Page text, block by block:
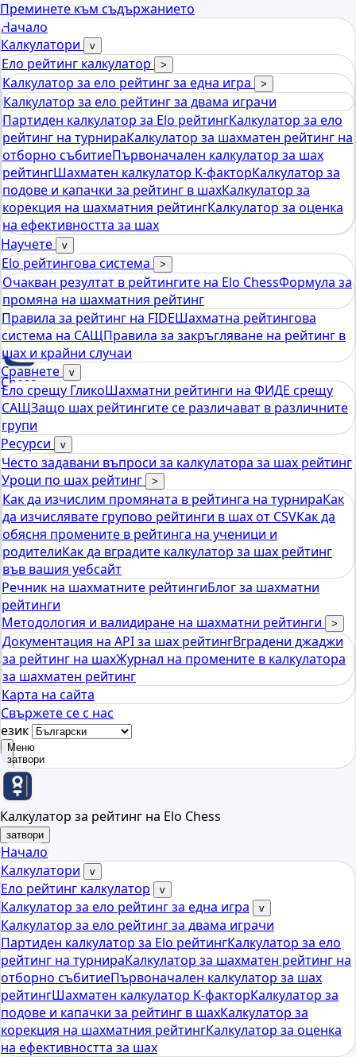
Преминете към съдържанието
Chess
tools
Калкулатор за рейтинг на Elo Chess
Начало
Калкулатори
v
Ело рейтинг калкулатор >
Калкулатор за ело рейтинг за една игра >
Калкулатор за ело рейтинг за двама играчи
Партиден калкулатор за Elo рейтингКалкулатор за ело
рейтинг на турнираКалкулатор за шахматен рейтинг на
отборно събитиеПървоначален калкулатор за шах
рейтингШахматен калкулатор K-факторКалкулатор за
подове и капачки за рейтинг в шахКалкулатор за
корекция на шахматния рейтингКалкулатор за оценка
на ефективността за шах
Научете
v
Elo рейтингова система >
Очакван резултат в рейтингите на Elo ChessФормула за
промяна на шахматния рейтинг
Правила за рейтинг на FIDEШахматна рейтингова
система на САЩПравила за закръгляване на рейтинг в
шах и крайни случаи
Сравнете
v
Ело срещу ГликоШахматни рейтинги на ФИДЕ срещу
САЩЗащо шах рейтингите се различават в различните
групи
Ресурси
v
Често задавани въпроси за калкулатора за шах рейтинг
Уроци по шах рейтинг
>
Как да изчислим промяната в рейтинга на турнираКак
да изчислявате групово рейтинги в шах от CSVКак да
обясня промените в рейтинга на ученици и
родителиКак да вградите калкулатор за шах рейтинг
във вашия уебсайт
Речник на шахматните рейтингиБлог за шахматни
рейтинги
Методология и валидиране на шахматни рейтинги
>
Документация на API за шах рейтингВградени джаджи
за рейтинг на шахЖурнал на промените в калкулатора
за шахматен рейтинг
Карта на сайта
Свържете се с нас
език
Меню
затвори
Калкулатор за рейтинг на Elo Chess
затвори
Начало
Калкулатори
v
Ело рейтинг калкулатор v
Калкулатор за ело рейтинг за една игра v
Калкулатор за ело рейтинг за двама играчи
Партиден калкулатор за Elo рейтингКалкулатор за ело
рейтинг на турнираКалкулатор за шахматен рейтинг на
отборно събитиеПървоначален калкулатор за шах
рейтингШахматен калкулатор K-факторКалкулатор за
подове и капачки за рейтинг в шахКалкулатор за
корекция на шахматния рейтингКалкулатор за оценка
на ефективността за шах